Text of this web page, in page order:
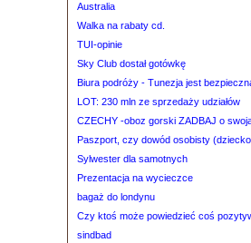
Australia
Walka na rabaty cd.
TUI-opinie
Sky Club dostał gotówkę
Biura podróży - Tunezja jest
LOT: 230 mln ze sprzedaży udziałów
CZECHY -oboz gorski ZADBAJ o
Paszport, czy dowód osobisty
Sylwester dla samotnych
Prezentacja na wycieczce
bagaż do londynu
Czy ktoś może powiedzieć coś
sindbad